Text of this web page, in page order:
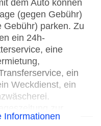
dem Auto können
(gegen Gebühr)
Gebühr) parken. Zu
ein 24h-
eine
ein
Weckdienst, ein
(Business-Center)
Informationen